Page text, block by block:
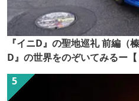
『イニD』の聖地巡礼 前編（
D』の世界をのぞいてみるー
（ぐん記者）】